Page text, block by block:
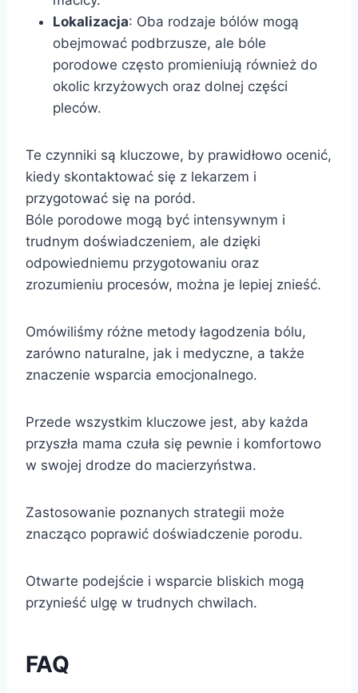
Lokalizacja: Oba rodzaje bólów mogą
obejmować podbrzusze, ale bóle
porodowe często promieniują również do
okolic krzyżowych oraz dolnej części
pleców.
Te czynniki są kluczowe, by prawidłowo ocenić,
kiedy skontaktować się z lekarzem i
przygotować się na poród.
Bóle porodowe mogą być intensywnym i
trudnym doświadczeniem, ale dzięki
odpowiedniemu przygotowaniu oraz
zrozumieniu procesów, można je lepiej znieść.
Omówiliśmy różne metody łagodzenia bólu,
zarówno naturalne, jak i medyczne, a także
znaczenie wsparcia emocjonalnego.
Przede wszystkim kluczowe jest, aby każda
przyszła mama czuła się pewnie i komfortowo
w swojej drodze do macierzyństwa.
Zastosowanie poznanych strategii może
znacząco poprawić doświadczenie porodu.
Otwarte podejście i wsparcie bliskich mogą
przynieść ulgę w trudnych chwilach.
FAQ